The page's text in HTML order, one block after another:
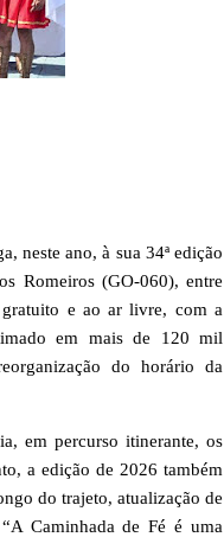
neste ano, à sua 34ª edição
Romeiros (GO-060), entre
e ao ar livre, com a
em mais de 120 mil
do horário da
em percurso itinerante, os
a edição de 2026 também
do trajeto, atualização de
Caminhada de Fé é uma